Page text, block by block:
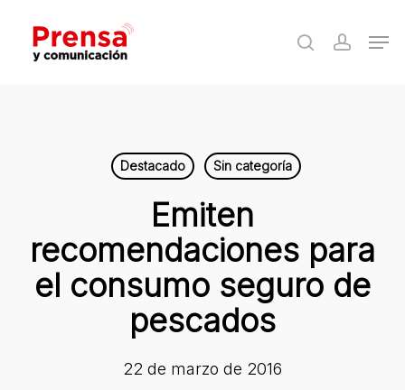
main
search
Destacado Sin categoría
Emiten
recomendaciones para
el consumo seguro de
pescados
22 de marzo de 2016